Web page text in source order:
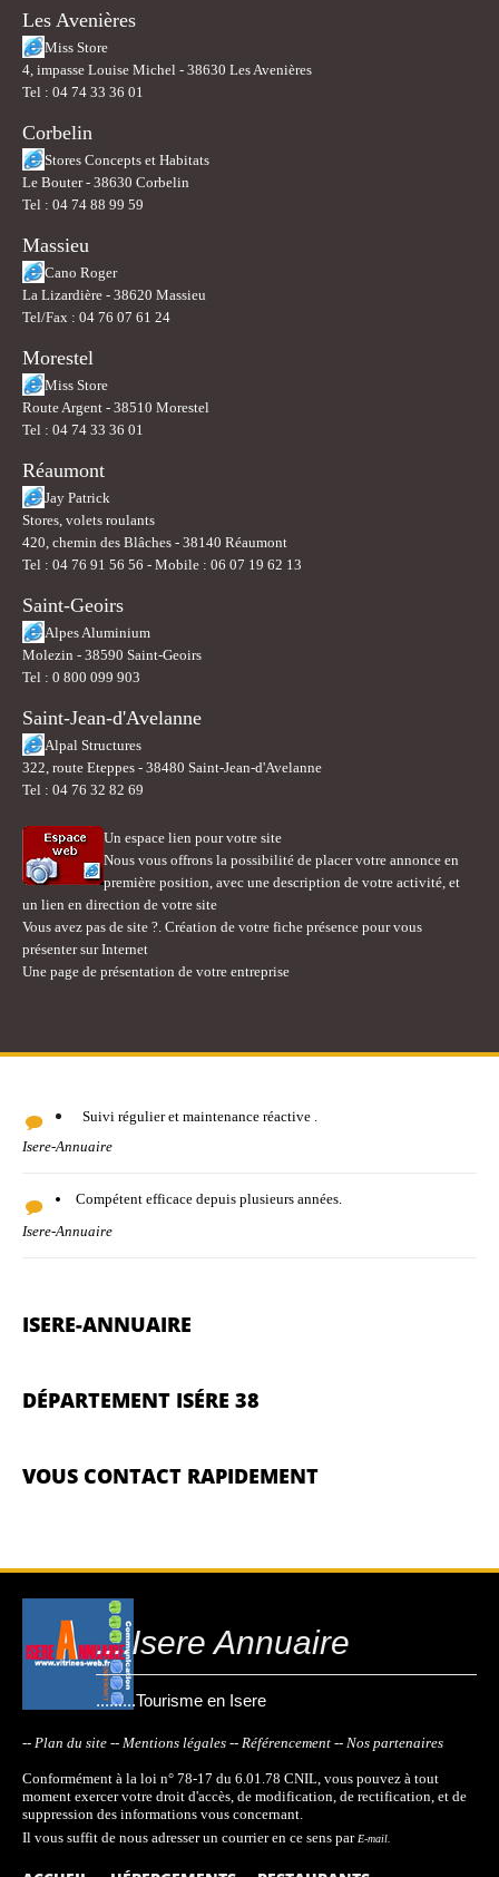
Les Avenières
Miss Store
4, impasse Louise Michel - 38630 Les Avenières
Tel : 04 74 33 36 01
Corbelin
Stores Concepts et Habitats
Le Bouter - 38630 Corbelin
Tel : 04 74 88 99 59
Massieu
Cano Roger
La Lizardière - 38620 Massieu
Tel/Fax : 04 76 07 61 24
Morestel
Miss Store
Route Argent - 38510 Morestel
Tel : 04 74 33 36 01
Réaumont
Jay Patrick
Stores, volets roulants
420, chemin des Blâches - 38140 Réaumont
Tel : 04 76 91 56 56 - Mobile : 06 07 19 62 13
Saint-Geoirs
Alpes Aluminium
Molezin - 38590 Saint-Geoirs
Tel : 0 800 099 903
Saint-Jean-d'Avelanne
Alpal Structures
322, route Eteppes - 38480 Saint-Jean-d'Avelanne
Tel : 04 76 32 82 69
Un espace lien pour votre site
Nous vous offrons la possibilité de placer votre annonce en
première position, avec une description de votre activité, et
un lien en direction de votre site
Vous avez pas de site ?. Création de votre fiche présence pour vous
présenter sur Internet
Une page de présentation de votre entreprise
Suivi régulier et maintenance réactive .
Isere-Annuaire
Compétent efficace depuis plusieurs années.
Isere-Annuaire
ISERE-ANNUAIRE
DÉPARTEMENT ISÉRE 38
VOUS CONTACT RAPIDEMENT
....Isere Annuaire
.........Tourisme en Isere
-- Plan du site -- Mentions légales -- Référencement -- Nos partenaires
Conformément à la loi n° 78-17 du 6.01.78 CNIL, vous pouvez à tout
moment exercer votre droit d'accès, de modification, de rectification, et de
suppression des informations vous concernant.
Il vous suffit de nous adresser un courrier en ce sens par E-mail.